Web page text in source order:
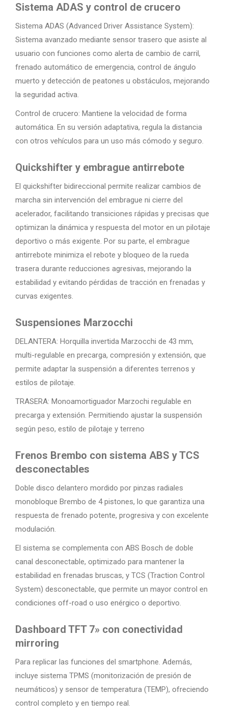
Sistema ADAS y control de crucero
Sistema ADAS (Advanced Driver Assistance System):
Sistema avanzado mediante sensor trasero que asiste al
usuario con funciones como alerta de cambio de carril,
frenado automático de emergencia, control de ángulo
muerto y detección de peatones u obstáculos, mejorando
la seguridad activa.
Control de crucero: Mantiene la velocidad de forma
automática. En su versión adaptativa, regula la distancia
con otros vehículos para un uso más cómodo y seguro.
Quickshifter y embrague antirrebote
El quickshifter bidireccional permite realizar cambios de
marcha sin intervención del embrague ni cierre del
acelerador, facilitando transiciones rápidas y precisas que
optimizan la dinámica y respuesta del motor en un pilotaje
deportivo o más exigente. Por su parte, el embrague
antirrebote minimiza el rebote y bloqueo de la rueda
trasera durante reducciones agresivas, mejorando la
estabilidad y evitando pérdidas de tracción en frenadas y
curvas exigentes.
Suspensiones Marzocchi
DELANTERA: Horquilla invertida Marzocchi de 43 mm,
multi-regulable en precarga, compresión y extensión, que
permite adaptar la suspensión a diferentes terrenos y
estilos de pilotaje.
TRASERA: Monoamortiguador Marzochi regulable en
precarga y extensión. Permitiendo ajustar la suspensión
según peso, estilo de pilotaje y terreno
Frenos Brembo con sistema ABS y TCS
desconectables
Doble disco delantero mordido por pinzas radiales
monobloque Brembo de 4 pistones, lo que garantiza una
respuesta de frenado potente, progresiva y con excelente
modulación.
El sistema se complementa con ABS Bosch de doble
canal desconectable, optimizado para mantener la
estabilidad en frenadas bruscas, y TCS (Traction Control
System) desconectable, que permite un mayor control en
condiciones off-road o uso enérgico o deportivo.
Dashboard TFT 7» con conectividad
mirroring
Para replicar las funciones del smartphone. Además,
incluye sistema TPMS (monitorización de presión de
neumáticos) y sensor de temperatura (TEMP), ofreciendo
control completo y en tiempo real.